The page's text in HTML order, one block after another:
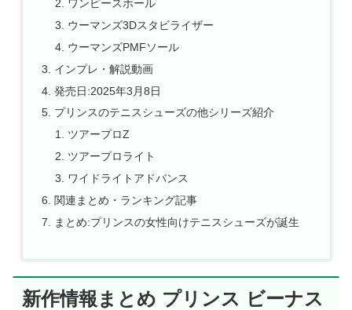
ワンピースホール
ウーマンズ3Dスタビライザー
ウーマンズPMFソール
インプレ・解説動画
発売日:2025年3月8日
プリンスのテニスシューズの他シリーズ紹介
ツアープロZ
ツアープロライト
ワイドライトアドバンス
関連まとめ・ランキング記事
まとめ:プリンスの女性向けテニスシューズが誕生
新作情報まとめ プリンス ビーナス